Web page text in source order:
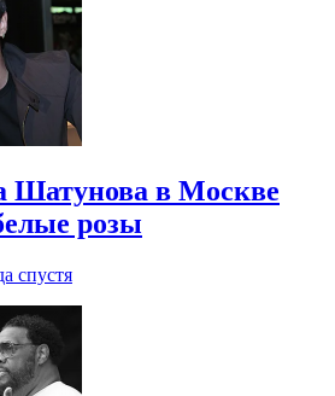
Шатунова в Москве
розы
спустя